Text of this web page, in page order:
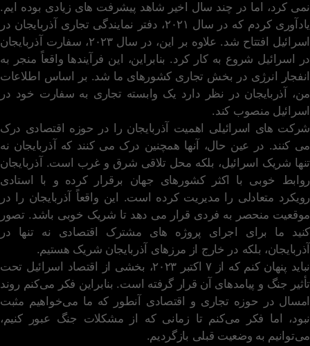
نمی کرد، اما در چند سال اخیر شاهد پیشرفت های زیادی بوده ایم.
یادآوری کردم که در سال ۲۰۲۱، دفتر نمایندگی تجاری آذربایجان در
اسرائیل افتتاح شد. علاوه بر این، در سال ۲۰۲۳، سفارت آذربایجان
در اسرائیل شروع به کار کرد. بنابراین، این فرآیندها واقعاً منجر به
انفجار انرژی در بخش تجاری کشورهای ما شد. بر اساس اطلاعات
من، آذربایجان در نظر دارد یک وابسته تجاری به سفارت خود در
اسرائیل منصوب کند.
شرکت های اسرائیلی اهمیت آذربایجان را در حوزه اقتصادی درک
می کنند. در عین حال، آنها همچنین درک می کنند که آذربایجان نه
تنها شریک اسرائیل، بلکه محل تلاقی شرق و غرب است. آذربایجان
روابط خوبی با اکثر کشورهای جهان برقرار کرده و با استادی
رویکرد متعادلی را مدیریت کرده است. این واقعاً آذربایجان را در
موقعیت منحصر به فردی قرار می دهد تا شریک خوبی باشد. تصور
کنید ما برای اجرای پروژه های مشترک اقتصادی نه تنها در
آذربایجان، بلکه در خارج از مرزهای آذربایجان شریک هستیم.
نباید پنهان کنم که از ۷ اکتبر ۲۰۲۳، بخشی از اقتصاد اسرائیل تحت
تأثیر جنگ و پیامدهای آن قرار گرفته است. بنابراین فکر می‌کنم روند
امسال در حوزه تجاری و اقتصادی آنطور که ما می‌خواهیم مثبت
نبود، اما فکر می‌کنم تا زمانی که از مشکلات جنگ عبور کنیم،
می‌توانیم به وضعیت قبلی بازگردیم.